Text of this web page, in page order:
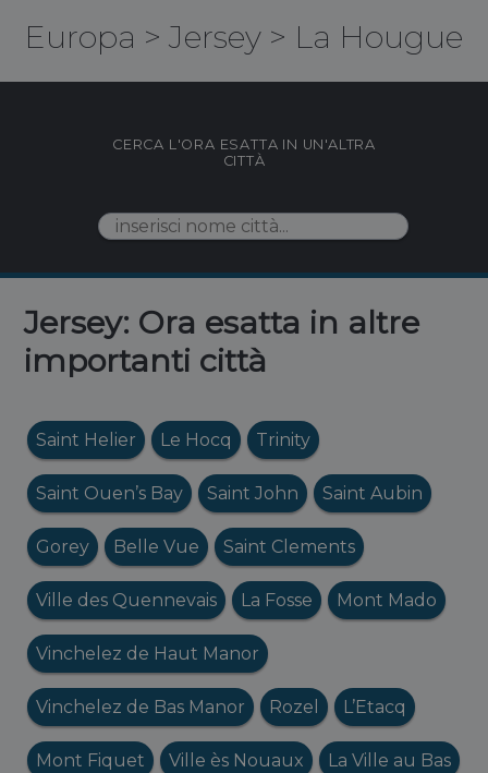
Europa >Jersey > La Hougue
CERCA L'ORA ESATTA IN UN'ALTRA
CITTÀ
Jersey: Ora esatta in altre
importanti città
Saint Helier Le Hocq Trinity
Saint Ouen’s Bay Saint John Saint Aubin
Gorey Belle Vue Saint Clements
Ville des Quennevais La Fosse Mont Mado
Vinchelez de Haut Manor
Vinchelez de Bas Manor Rozel L’Etacq
Mont Fiquet Ville ès Nouaux La Ville au Bas